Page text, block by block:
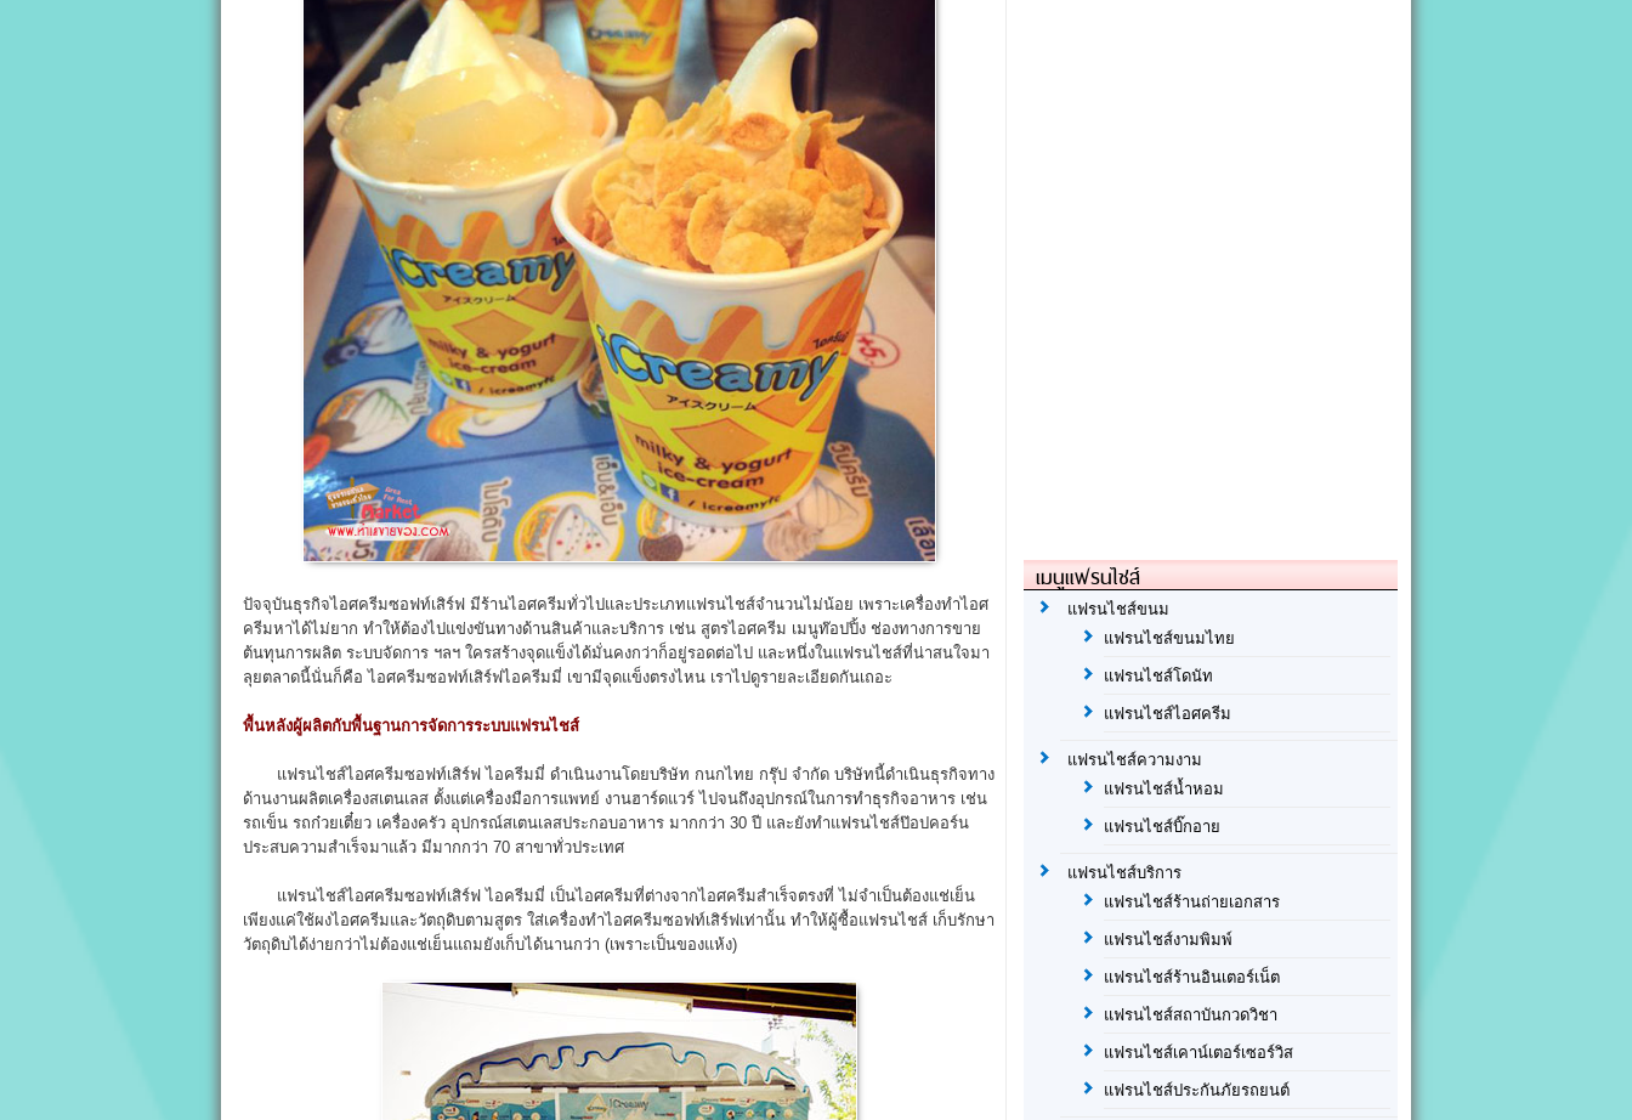
ปัจจุบันธุรกิจไอศครีมซอฟท์เสิร์ฟ มีร้านไอศครีมทั่วไปและประเภทแฟรนไชส์จำนวนไม่น้อย เพราะเครื่องทำไอศ
ครีมหาได้ไม่ยาก ทำให้ต้องไปแข่งขันทางด้านสินค้าและบริการ เช่น สูตรไอศครีม เมนูท๊อปปิ้ง ช่องทางการขาย
ต้นทุนการผลิต ระบบจัดการ ฯลฯ ใครสร้างจุดแข็งได้มั่นคงกว่าก็อยู่รอดต่อไป และหนึ่งในแฟรนไชส์ที่น่าสนใจมา
ลุยตลาดนี้นั่นก็คือ ไอศครีมซอฟท์เสิร์ฟไอครีมมี่ เขามีจุดแข็งตรงไหน เราไปดูรายละเอียดกันเถอะ
พื้นหลังผู้ผลิตกับพื้นฐานการจัดการระบบแฟรนไชส์
แฟรนไชส์ไอศครีมซอฟท์เสิร์ฟ ไอครีมมี่ ดำเนินงานโดยบริษัท กนกไทย กรุ๊ป จำกัด บริษัทนี้ดำเนินธุรกิจทาง
ด้านงานผลิตเครื่องสเตนเลส ตั้งแต่เครื่องมือการแพทย์ งานฮาร์ดแวร์ ไปจนถึงอุปกรณ์ในการทำธุรกิจอาหาร เช่น
รถเข็น รถก๋วยเตี๋ยว เครื่องครัว อุปกรณ์สเตนเลสประกอบอาหาร มากกว่า 30 ปี และยังทำแฟรนไชส์ป๊อปคอร์น
ประสบความสำเร็จมาแล้ว มีมากกว่า 70 สาขาทั่วประเทศ
แฟรนไชส์ไอศครีมซอฟท์เสิร์ฟ ไอครีมมี่ เป็นไอศครีมที่ต่างจากไอศครีมสำเร็จตรงที่ ไม่จำเป็นต้องแช่เย็น
เพียงแค่ใช้ผงไอศครีมและวัตถุดิบตามสูตร ใส่เครื่องทำไอศครีมซอฟท์เสิร์ฟเท่านั้น ทำให้ผู้ซื้อแฟรนไชส์ เก็บรักษา
วัตถุดิบได้ง่ายกว่าไม่ต้องแช่เย็นแถมยังเก็บได้นานกว่า (เพราะเป็นของแห้ง)
เมนูแฟรนไชส์
แฟรนไชส์ขนม
แฟรนไชส์ขนมไทย
แฟรนไชส์โดนัท
แฟรนไชส์ไอศครีม
แฟรนไชส์ความงาม
แฟรนไชส์น้ำหอม
แฟรนไชส์บิ๊กอาย
แฟรนไชส์บริการ
แฟรนไชส์ร้านถ่ายเอกสาร
แฟรนไชส์งามพิมพ์
แฟรนไชส์ร้านอินเตอร์เน็ต
แฟรนไชส์สถาบันกวดวิชา
แฟรนไชส์เคาน์เตอร์เซอร์วิส
แฟรนไชส์ประกันภัยรถยนต์